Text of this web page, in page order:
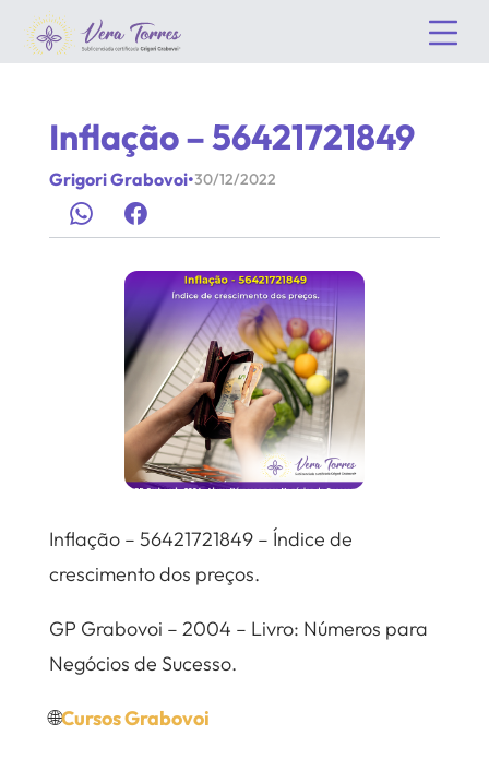
Inflação – 56421721849
Grigori Grabovoi•30/12/2022
Inflação – 56421721849 – Índice de
crescimento dos preços.
GP Grabovoi – 2004 – Livro: Números para
Negócios de Sucesso.
🌐Cursos Grabovoi